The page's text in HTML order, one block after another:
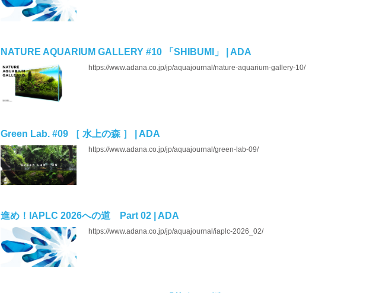
NATURE AQUARIUM GALLERY #10 「SHIBUMI」 | ADA
https://www.adana.co.jp/jp/aquajournal/nature-aquarium-gallery-10/
Green Lab. #09 ［ 水上の森 ］ | ADA
https://www.adana.co.jp/jp/aquajournal/green-lab-09/
進め！IAPLC 2026への道 Part 02 | ADA
https://www.adana.co.jp/jp/aquajournal/iaplc-2026_02/